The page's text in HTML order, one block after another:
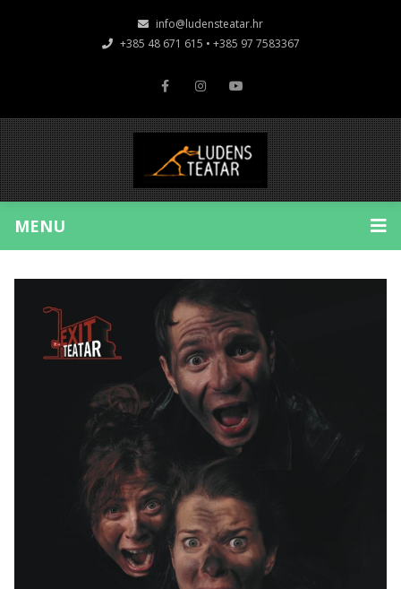
info@ludensteatar.hr
+385 48 671 615 • +385 97 7583367
MENU